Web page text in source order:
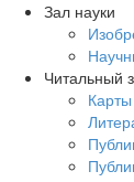
Зал науки
Читальный
Карты